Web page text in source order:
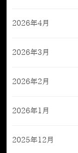
2026年4月
2026年3月
2026年2月
2026年1月
2025年12月